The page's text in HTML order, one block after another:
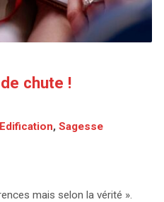
chute !
Edification, Sagesse
mais selon la vérité ».